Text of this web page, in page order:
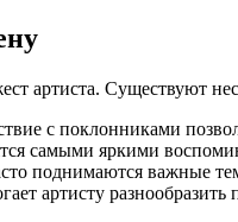
артиста. Существуют
с поклонниками
самыми яркими
поднимаются важные
артисту